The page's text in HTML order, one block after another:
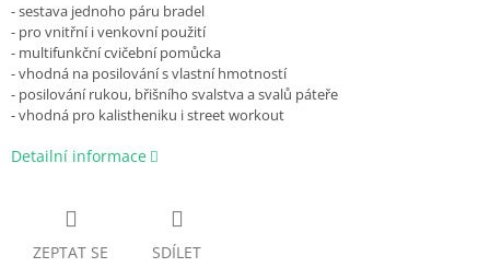
- sestava jednoho páru bradel
- pro vnitřní i venkovní použití
- multifunkční cvičební pomůcka
- vhodná na posilování s vlastní hmotností
- posilování rukou, břišního svalstva a svalů páteře
- vhodná pro kalistheniku i street workout
Detailní informace
ZEPTAT SE SDÍLET